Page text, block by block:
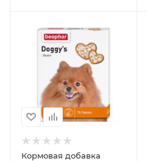
Кормовая добавка